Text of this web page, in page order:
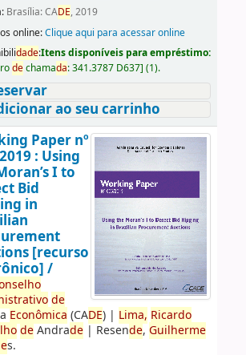
Brasília: CADE, 2019
online:Clique aqui para acessar online
dade:Itens disponíveis para empréstimo:
dechamada:341.3787 D637] (1).
ao seu carrinho
Paper nº
: Using
I to
Bid
in
[recurso
/
de
Econômica (CADE)| Lima, Ricardo
deAndrade| Resende, Guilherme
s.